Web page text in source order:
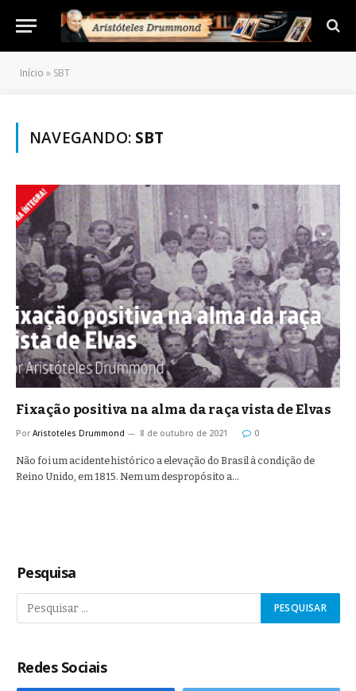
Início » SBT
NAVEGANDO: SBT
Fixação positiva na alma da raça vista de Elvas
Por Aristoteles Drummond 8 de outubro de 2021 0
Não foi um acidente histórico a elevação do Brasil à condição de
Reino Unido, em 1815. Nem um despropósito a…
Pesquisa
Redes Sociais